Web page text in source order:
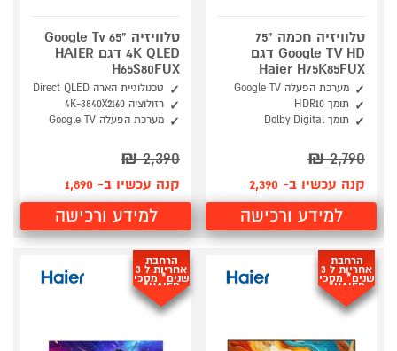
טלוויזיה חכמה "75
Google TV HD דגם
Haier H75K85FUX
מערכת הפעלה Google TV
תומך HDR10
תומך Dolby Digital
2,790
₪
קנה עכשיו ב- 2,390
למידע ורכישה
טלוויזיה "65 Google Tv
4K QLED דגם HAIER
H65S80FUX
טכנולוגיית הארה Direct QLED
רזולוציה 4K-3840X2160
מערכת הפעלה Google TV
2,390
₪
קנה עכשיו ב- 1,890
למידע ורכישה
הרחבת
אחריות ל 3
שנים* מסכי
HAIER*
הרחבת
אחריות ל 3
שנים* מסכי
HAIER*